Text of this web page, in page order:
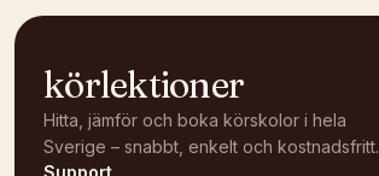
körlektioner
Hitta, jämför och boka körskolor i hela
Sverige – snabbt, enkelt och kostnadsfritt.
Support